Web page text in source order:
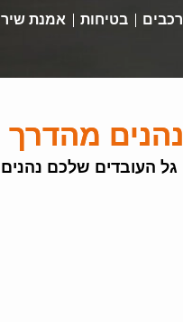
בטיחות אמנת
מהדרך
גל העובדים שלכם